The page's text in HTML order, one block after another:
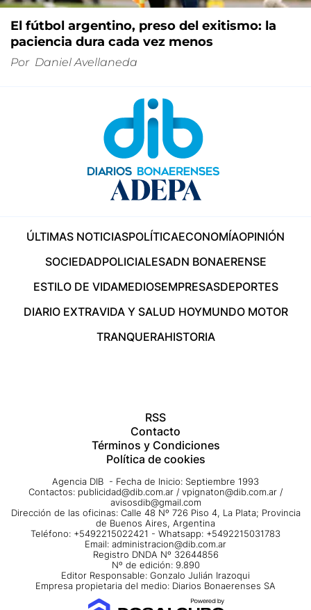
El fútbol argentino, preso del exitismo: la
paciencia dura cada vez menos
Por Daniel Avellaneda
ÚLTIMAS NOTICIASPOLÍTICAECONOMÍAOPINIÓN
SOCIEDADPOLICIALESADN BONAERENSE
ESTILO DE VIDAMEDIOSEMPRESASDEPORTES
DIARIO EXTRAVIDA Y SALUD HOYMUNDO MOTOR
TRANQUERAHISTORIA
RSS
Contacto
Términos y Condiciones
Política de cookies
Agencia DIB - Fecha de Inicio: Septiembre 1993
Contactos: publicidad@dib.com.ar / vpignaton@dib.com.ar /
avisosdib@gmail.com
Dirección de las oficinas: Calle 48 Nº 726 Piso 4, La Plata; Provincia
de Buenos Aires, Argentina
Teléfono: +5492215022421 - Whatsapp: +5492215031783
Email: administracion@dib.com.ar
Registro DNDA Nº 32644856
Nº de edición: 9.890
Editor Responsable: Gonzalo Julián Irazoqui
Empresa propietaria del medio: Diarios Bonaerenses SA